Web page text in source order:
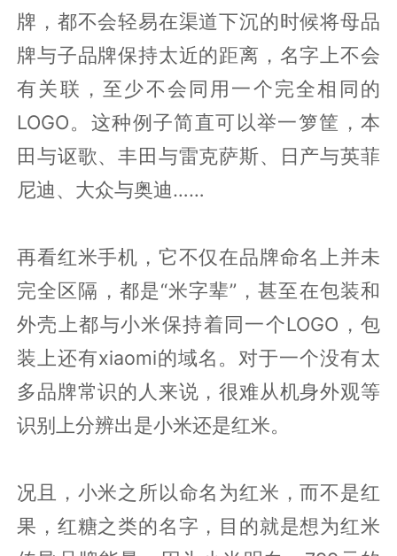
牌，都不会轻易在渠道下沉的时候将母品
牌与子品牌保持太近的距离，名字上不会
有关联，至少不会同用一个完全相同的
LOGO。这种例子简直可以举一箩筐，本
田与讴歌、丰田与雷克萨斯、日产与英菲
尼迪、大众与奥迪……
再看红米手机，它不仅在品牌命名上并未
完全区隔，都是“米字辈”，甚至在包装和
外壳上都与小米保持着同一个LOGO，包
装上还有xiaomi的域名。对于一个没有太
多品牌常识的人来说，很难从机身外观等
识别上分辨出是小米还是红米。
况且，小米之所以命名为红米，而不是红
果，红糖之类的名字，目的就是想为红米